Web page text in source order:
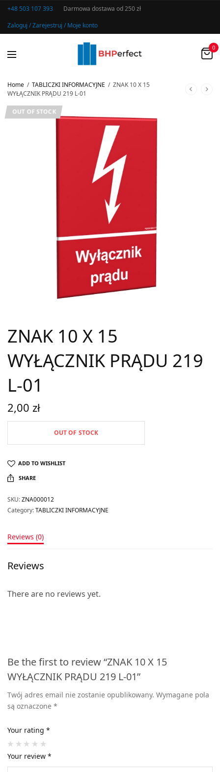
+48 503 107 393 Darmowa dostawa od 250 zł
Zaloguj / Zarejestruj / Moje konto
0
Home / TABLICZKI INFORMACYJNE / ZNAK 10 X 15
WYŁĄCZNIK PRĄDU 219 L-01
OUT OF STOCK
ZNAK 10 X 15
WYŁĄCZNIK PRĄDU 219
L-01
2,00 zł
OUT OF STOCK
ADD TO WISHLIST
SHARE
SKU:ZNA000012
Category:TABLICZKI INFORMACYJNE
Reviews (0)
Reviews
There are no reviews yet.
Be the first to review “ZNAK 10 X 15
WYŁĄCZNIK PRĄDU 219 L-01”
Twój adres email nie zostanie opublikowany. Wymagane pola
są oznaczone*
Your rating *
Your review*